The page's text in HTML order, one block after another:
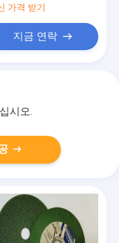
가격 받기
지금 연락
시오.